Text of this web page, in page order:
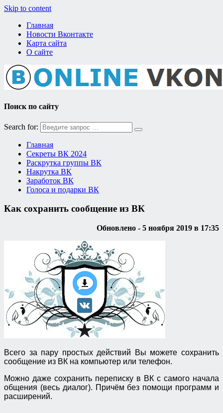
Skip to content
Главная
Новости Вконтакте
Карта сайта
О сайте
Поиск по сайту
Search for:
Главная
Секреты ВК 2024
Раскрутка группы ВК
Накрутка ВК
Заработок ВК
Голоса и подарки ВК
Как сохранить сообщение из ВК
Обновлено - 5 ноября 2019 в 17:35
Всего за пару простых действий Вы можете сохранить
сообщение из ВК на компьютер или телефон.
Можно даже сохранить переписку в ВК с самого начала
общения (весь диалог). Причём без помощи программ и
расширений.